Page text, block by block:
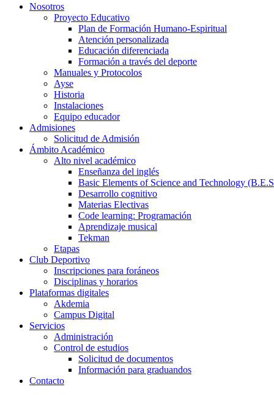
Nosotros
Proyecto Educativo
Plan de Formación Humano-Espiritual
Atención personalizada
Educación diferenciada
Formación a través del deporte
Manuales y Protocolos
Ayse
Historia
Instalaciones
Equipo educador
Admisiones
Solicitud de Admisión
Ámbito Académico
Alto nivel académico
Enseñanza del inglés
Basic Elements of Science and Technology
Desarrollo cognitivo
Materias Electivas
Code learning: Programación
Aprendizaje musical
Tekman
Etapas
Club Deportivo
Inscripciones para foráneos
Disciplinas y horarios
Plataformas digitales
Akdemia
Campus Digital
Servicios
Administración
Control de estudios
Solicitud de documentos
Información para graduandos
Contacto